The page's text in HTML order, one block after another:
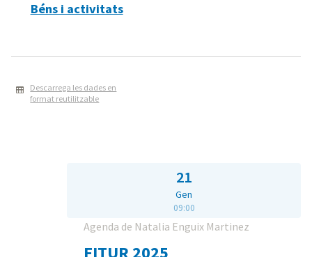
Béns i activitats
Descarrega les dades en
format reutilitzable
21
Gen
09:00
Agenda de Natalia Enguix Martinez
FITUR 2025